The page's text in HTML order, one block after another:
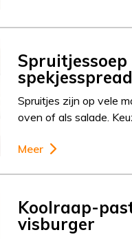
Spruitjes zijn op vele
oven of als salade.
Meer
Koolraap-
visburger